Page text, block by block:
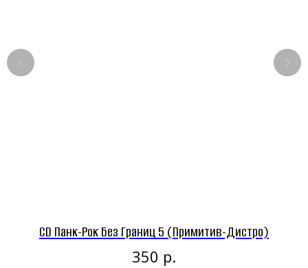
CD Панк-Рок Без Границ 5 (Примитив-Дистро)‎
350 р.
Винил CD